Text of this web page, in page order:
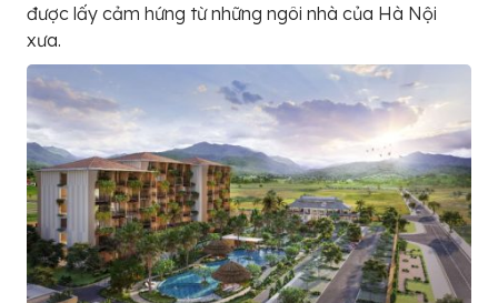
được lấy cảm hứng từ những ngôi nhà của Hà Nội
xưa.